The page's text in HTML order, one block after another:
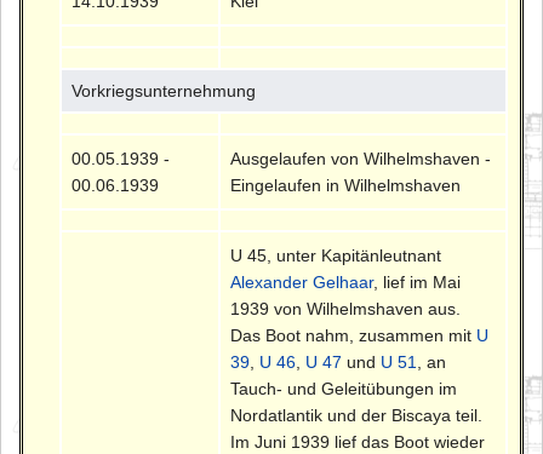
Vorkriegsunternehmung
00.05.1939 -
00.06.1939
Ausgelaufen von Wilhelmshaven -
Eingelaufen in Wilhelmshaven
U 45, unter Kapitänleutnant
Alexander Gelhaar, lief im Mai
1939 von Wilhelmshaven aus.
Das Boot nahm, zusammen mit U
39 U 46 U 47 und U 51
, an
Tauch- und Geleitübungen im
Nordatlantik und der Biscaya teil.
Im Juni 1939 lief das Boot wieder